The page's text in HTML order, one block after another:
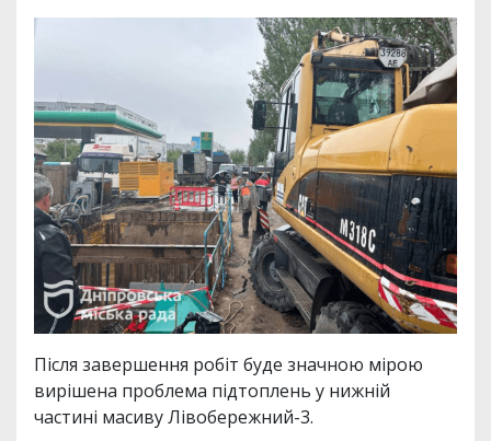
Після завершення робіт буде значною мірою
вирішена проблема підтоплень у нижній
частині масиву Лівобережний-3.